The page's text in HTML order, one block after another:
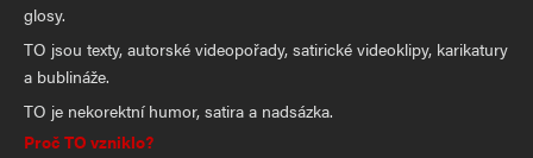
glosy.
TO jsou texty, autorské videopořady, satirické videoklipy, karikatury
a bublináže.
TO je nekorektní humor, satira a nadsázka.
Proč TO vzniklo?